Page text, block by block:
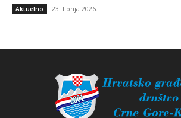
Aktuelno 23. lipnja 2026.